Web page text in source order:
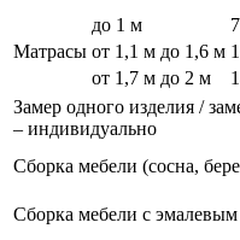
Матрасы
до 1 м
от 1,1 м до 1,6 м
от 1,7 м до 2 м
Замер одного изделия /
– индивидуально
Сборка мебели (сосна,
Сборка мебели с